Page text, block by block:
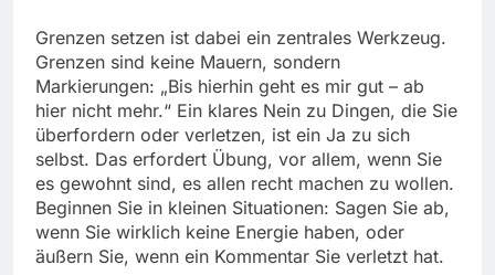
Grenzen setzen ist dabei ein zentrales Werkzeug.
Grenzen sind keine Mauern, sondern
Markierungen: „Bis hierhin geht es mir gut – ab
hier nicht mehr.“ Ein klares Nein zu Dingen, die Sie
überfordern oder verletzen, ist ein Ja zu sich
selbst. Das erfordert Übung, vor allem, wenn Sie
es gewohnt sind, es allen recht machen zu wollen.
Beginnen Sie in kleinen Situationen: Sagen Sie ab,
wenn Sie wirklich keine Energie haben, oder
äußern Sie, wenn ein Kommentar Sie verletzt hat.